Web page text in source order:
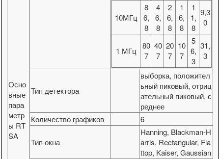
Осно
вные
пара
метр
ы RT
SA
10МГц
8
6,
8
4
6,
8
2
6,
8
1
6,
8
1
1,
8
9,3
0
1 МГц
80
7
40
7
20
7
10
7
5
6,
3
31,
3
Тип детектора
выборка, положител
ьный пиковый, отриц
ательный пиковый, с
реднее
Количество графиков
6
Тип окна
Hanning, Blackman-H
arris, Rectangular, Fla
ttop, Kaiser, Gaussian